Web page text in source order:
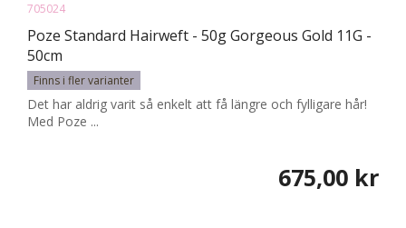
705024
Poze Standard Hairweft - 50g Gorgeous Gold 11G -
50cm
Finns i fler varianter
Det har aldrig varit så enkelt att få längre och fylligare hår!
Med Poze ...
675,00 kr